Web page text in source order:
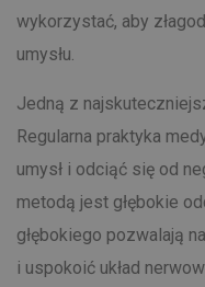
wykorzystać, aby
umysłu.
Jedną z
Regularna praktyka
umysł i odciąć się od
metodą jest głębokie
głębokiego pozwalają
i uspokoić układ